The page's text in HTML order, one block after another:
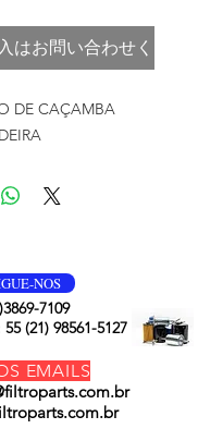
はお問い合わせください
DE CAÇAMBA
NOS
7109
55 (21) 98561-5127
EMAILS